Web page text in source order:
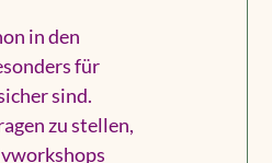
in den
für
sind.
zu stellen,